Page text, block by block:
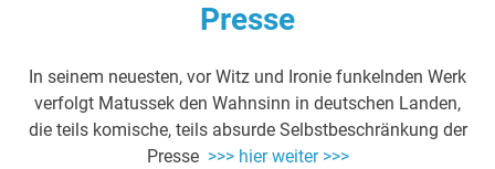
Presse
In seinem neuesten, vor Witz und Ironie funkelnden Werk
verfolgt Matussek den Wahnsinn in deutschen Landen,
die teils komische, teils absurde Selbstbeschränkung der
Presse >>> hier weiter >>>